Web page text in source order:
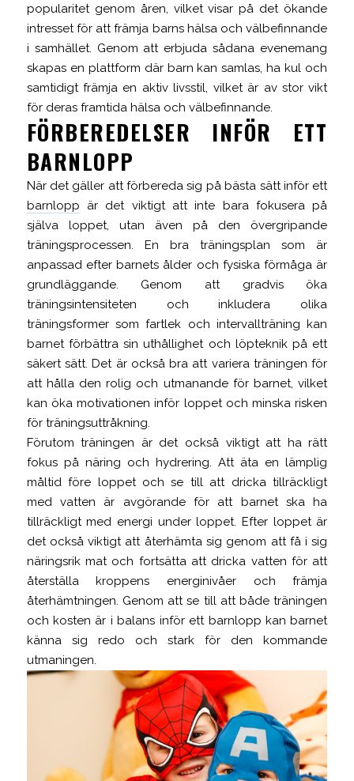
popularitet genom åren, vilket visar på det ökande
intresset för att främja barns hälsa och välbefinnande
i samhället. Genom att erbjuda sådana evenemang
skapas en plattform där barn kan samlas, ha kul och
samtidigt främja en aktiv livsstil, vilket är av stor vikt
för deras framtida hälsa och välbefinnande.
FÖRBEREDELSER INFÖR ETT
BARNLOPP
När det gäller att förbereda sig på bästa sätt inför ett
barnlopp är det viktigt att inte bara fokusera på
själva loppet, utan även på den övergripande
träningsprocessen. En bra träningsplan som är
anpassad efter barnets ålder och fysiska förmåga är
grundläggande. Genom att gradvis öka
träningsintensiteten och inkludera olika
träningsformer som fartlek och intervallträning kan
barnet förbättra sin uthållighet och löpteknik på ett
säkert sätt. Det är också bra att variera träningen för
att hålla den rolig och utmanande för barnet, vilket
kan öka motivationen inför loppet och minska risken
för träningsuttråkning.
Förutom träningen är det också viktigt att ha rätt
fokus på näring och hydrering. Att äta en lämplig
måltid före loppet och se till att dricka tillräckligt
med vatten är avgörande för att barnet ska ha
tillräckligt med energi under loppet. Efter loppet är
det också viktigt att återhämta sig genom att få i sig
näringsrik mat och fortsätta att dricka vatten för att
återställa kroppens energinivåer och främja
återhämtningen. Genom att se till att både träningen
och kosten är i balans inför ett barnlopp kan barnet
känna sig redo och stark för den kommande
utmaningen.